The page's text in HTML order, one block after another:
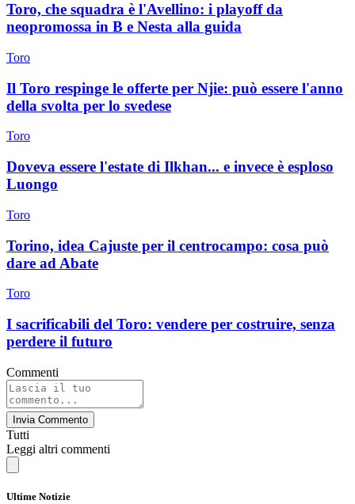
Toro, che squadra è l'Avellino: i playoff da
neopromossa in B e Nesta alla guida
Toro
Il Toro respinge le offerte per Njie: può essere l'anno
della svolta per lo svedese
Toro
Doveva essere l'estate di Ilkhan... e invece è esploso
Luongo
Toro
Torino, idea Cajuste per il centrocampo: cosa può
dare ad Abate
Toro
I sacrificabili del Toro: vendere per costruire, senza
perdere il futuro
Commenti
Invia Commento
Tutti
Leggi altri commenti
Ultime Notizie